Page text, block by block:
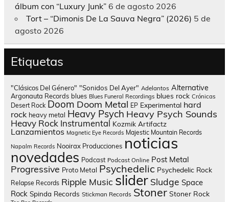
álbum con “Luxury Junk” 6 de agosto 2026
Tort – “Dimonis De La Sauva Negra” (2026) 5 de
agosto 2026
Etiquetas
"Clásicos Del Género" "Sonidos Del Ayer" Adelantos Alternative
Argonauta Records blues Blues Funeral Recordings blues rock Crónicas
Desert Rock Doom Doom Metal EP Experimental hard
rock heavy metal Heavy Psych Heavy Psych Sounds
Heavy Rock Instrumental Kozmik Artifactz
Lanzamientos Magnetic Eye Records Majestic Mountain Records
Napalm Records Nooirax Producciones noticias
novedades Podcast Podcast Online Post Metal
Progressive Proto Metal Psychedelic Psychedelic Rock
Relapse Records Ripple Music slider Sludge Space
Rock Spinda Records Stickman Records Stoner Stoner Rock